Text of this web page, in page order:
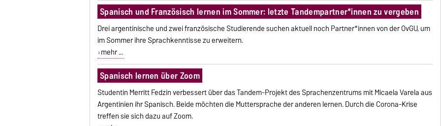
Spanisch und Französisch lernen im Sommer: letzte Tandempartner*innen zu vergeben
Drei argentinische und zwei französische Studierende suchen aktuell noch Partner*innen von der OvGU, um
im Sommer ihre Sprachkenntisse zu erweitern.
mehr ...
Spanisch lernen über Zoom
Studentin Merritt Fedzin verbessert über das Tandem-Projekt des Sprachenzentrums mit Micaela Varela aus
Argentinien ihr Spa­nisch. Beide möchten die Mutter­sprache der anderen lernen. Durch die Corona-Krise
treffen sie sich dazu auf Zoom.